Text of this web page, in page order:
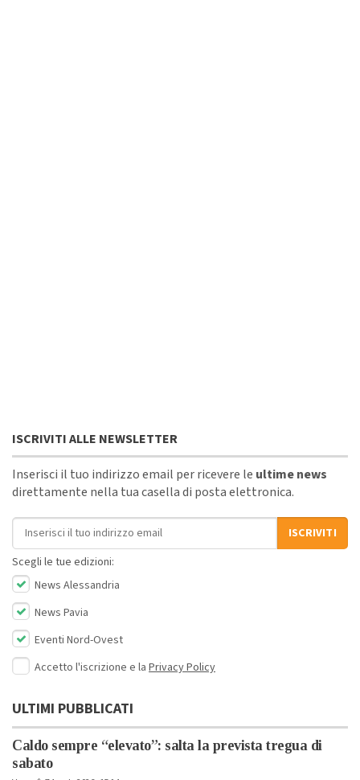
ISCRIVITI ALLE NEWSLETTER
Inserisci il tuo indirizzo email per ricevere le ultime news
direttamente nella tua casella di posta elettronica.
Indirizzo email
ISCRIVITI
Scegli le tue edizioni:
News Alessandria
News Pavia
Eventi Nord-Ovest
Accetto l'iscrizione e la Privacy Policy
ULTIMI PUBBLICATI
Caldo sempre “elevato”: salta la prevista tregua di
sabato